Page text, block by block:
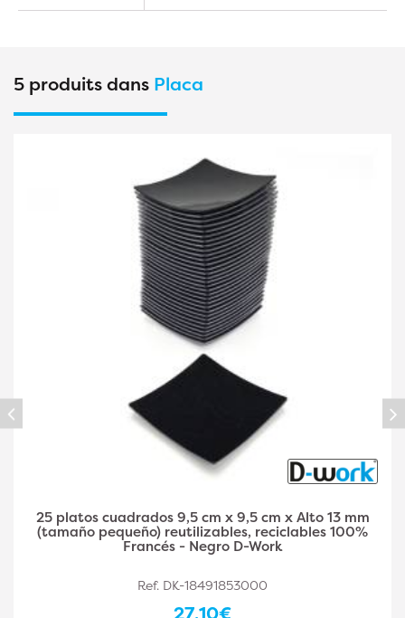
5 produits dans Placa
10 Cajas cuadradas de 17 x 17 cm para la
preparación de comidas, fiambreras, reutilizables
sin BPA 100% francés - D-Work
Ref. DK-18491853002
24,50€